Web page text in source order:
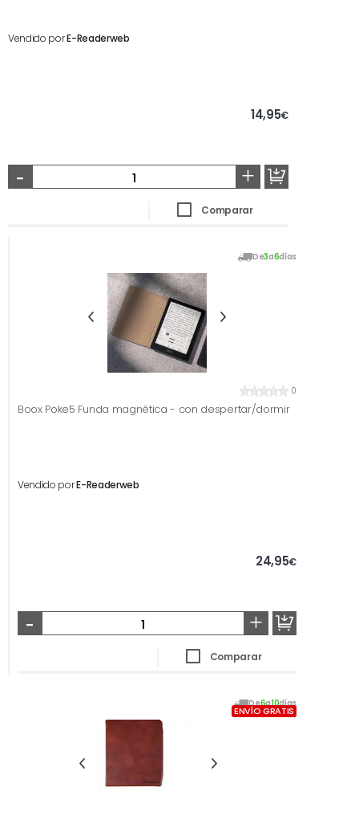
Vendido porE-Readerweb
14,95€
- +
Comparar
De3a6días
0
Boox Poke5 Funda magnética - con despertar/dormir
Vendido porE-Readerweb
24,95€
- +
Comparar
De6a10días
ENVÍO GRATIS